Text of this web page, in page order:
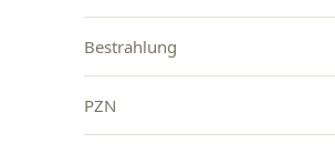
Bestrahlung
PZN